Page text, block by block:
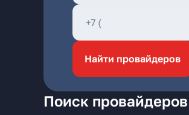
Найти провайдеров
Поиск